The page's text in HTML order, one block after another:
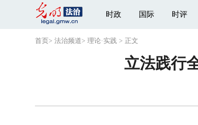
时政 国际 时评
首页 > 法治频道> 理论·实践 > 正文
立法践行